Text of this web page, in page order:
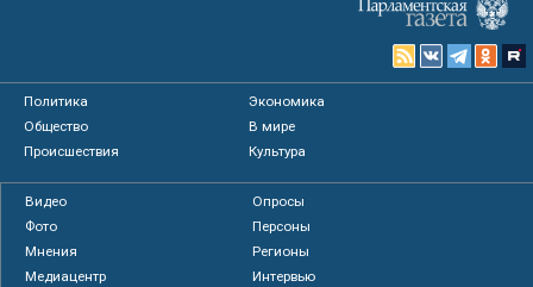
Политика
Экономика
Общество
В мире
Происшествия
Культура
Видео
Опросы
Фото
Персоны
Мнения
Регионы
Медиацентр
Интервью